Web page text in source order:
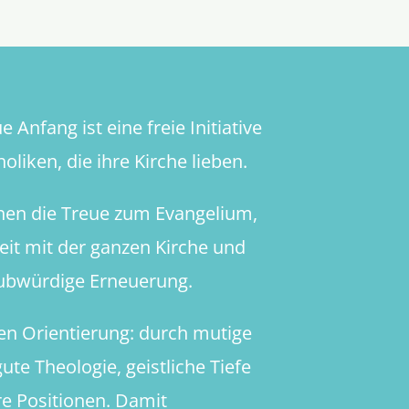
Anfang ist eine freie Initiative
die ihre Kirche lieben.
die Treue zum Evangelium,
mit der ganzen Kirche und
Erneuerung.
Orientierung: durch mutige
Theologie, geistliche Tiefe
Positionen. Damit